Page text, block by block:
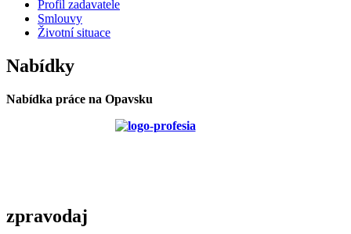
Profil zadavatele
Smlouvy
Životní situace
Nabídky
Nabídka práce na Opavsku
zpravodaj